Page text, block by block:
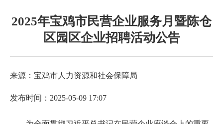
2025年宝鸡市民营企业服务月暨陈仓
区园区企业招聘活动公告
来源：宝鸡市人力资源和社会保障局
发布时间：2025-05-09 17:07